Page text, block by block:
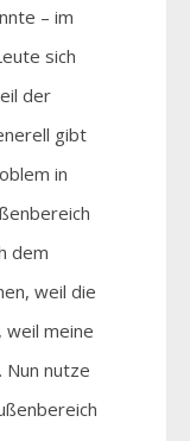
– im
sich
der
gibt
in
dem
weil die
weil meine
Nun nutze